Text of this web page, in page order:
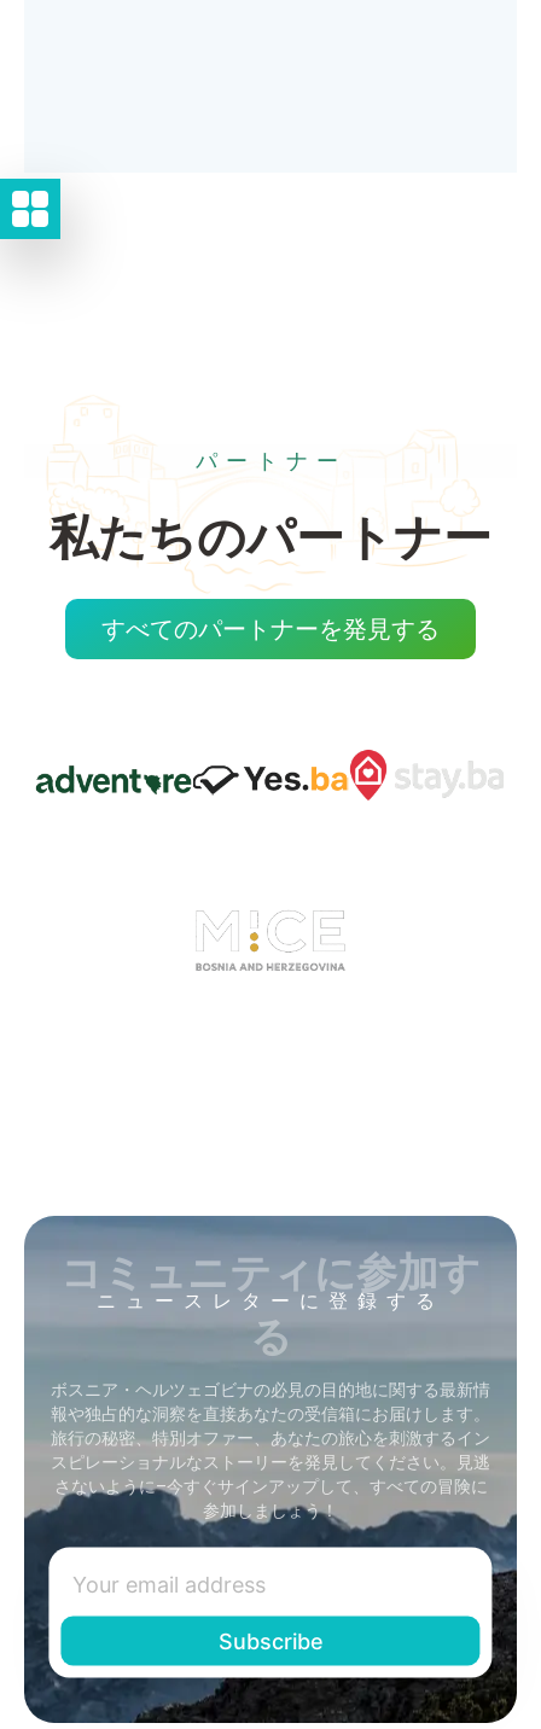
パートナー
私たちのパートナー
すべてのパートナーを発見する
ニュースレターに登録する
コミュニティに参加す
る
ボスニア・ヘルツェゴビナの必見の目的地に関する最新情
報や独占的な洞察を直接あなたの受信箱にお届けします。
旅行の秘密、特別オファー、あなたの旅心を刺激するイン
スピレーショナルなストーリーを発見してください。見逃
さないように–今すぐサインアップして、すべての冒険に
参加しましょう！